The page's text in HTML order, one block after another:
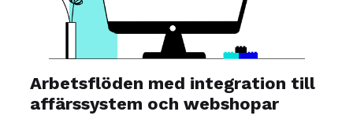
Arbetsflöden med integration till
affärssystem och webshopar